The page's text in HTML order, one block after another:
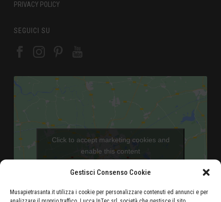
Gestisci Consenso Cookie
Musapietrasanta.it utilizza i cookie per personalizzare contenuti ed annunci e per
PRIVACY POLICY
SEGUICI SU
Click to accept marketing cookies and
enable this content